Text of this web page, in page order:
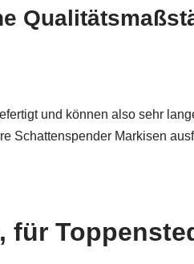
und können also sehr
Schattenspender Markisen
für